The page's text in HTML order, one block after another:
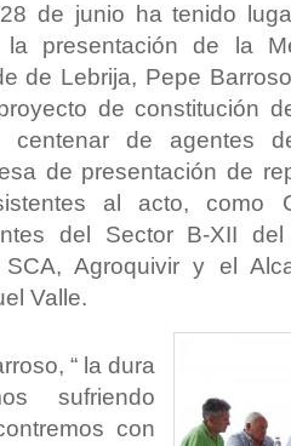
de junio ha tenido
la presentación de la
de Lebrija, Pepe
de constitución
de agentes
de presentación de
al acto, como
del Sector B-XII
SCA, Agroquivir y el
Valle.
“ la dura
sufriendo
con